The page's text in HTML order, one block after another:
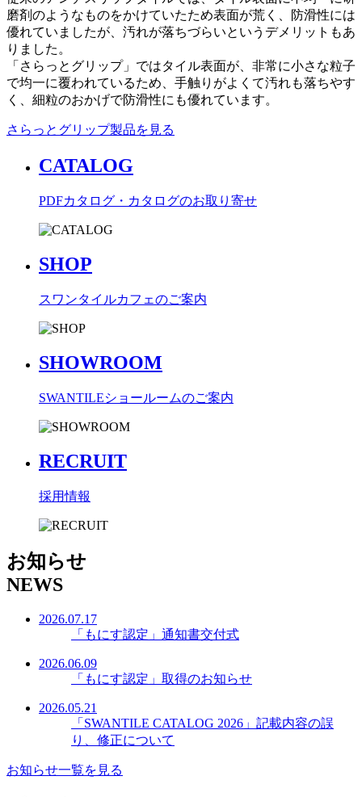
磨剤のようなものをかけていたため表面が荒く、防滑性には
優れていましたが、汚れが落ちづらいというデメリットもあ
りました。
「さらっとグリップ」ではタイル表面が、非常に小さな粒子
で均一に覆われているため、手触りがよくて汚れも落ちやす
く、細粒のおかげで防滑性にも優れています。
さらっとグリップ製品を見る
CATALOG
PDFカタログ・カタログのお取り寄せ
SHOP
スワンタイルカフェのご案内
SHOWROOM
SWANTILEショールームのご案内
RECRUIT
採用情報
お知らせ
NEWS
2026.07.17
「もにす認定」通知書交付式
2026.06.09
「もにす認定」取得のお知らせ
2026.05.21
「SWANTILE CATALOG 2026」記載内容の誤
り、修正について
お知らせ一覧を見る